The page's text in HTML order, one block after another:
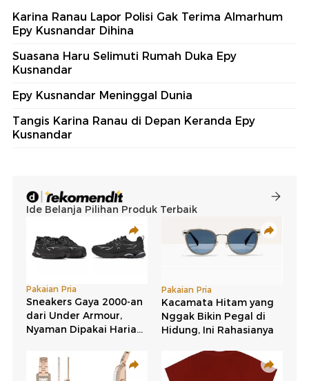
Karina Ranau Lapor Polisi Gak Terima Almarhum
Epy Kusnandar Dihina
Suasana Haru Selimuti Rumah Duka Epy
Kusnandar
Epy Kusnandar Meninggal Dunia
Tangis Karina Ranau di Depan Keranda Epy
Kusnandar